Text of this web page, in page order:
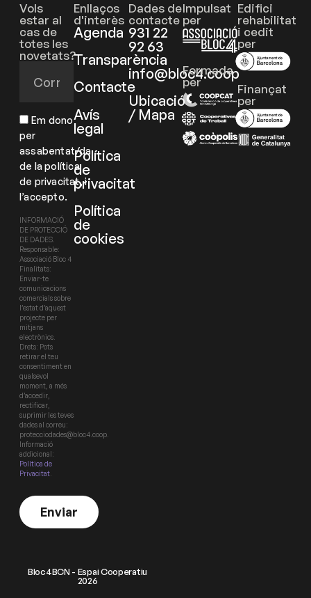
Vols
estar al
cas de
totes les
novetats?
Em dono
per
assabentat/da
de la política
de privacitat, i
l’accepto.
INFORMACIÓ
DE PROTECCIÓ
DE DADES.
Responsable:
Associació Bloc 4
Finalitats:
Enviar-te
comunicacions
comercials sobre
l’estat d’aquest
projecte per
mitjans
electrònics.
Drets: Pots
retirar el teu
consentiment en
qualsevol
moment, a més
d’accedir,
rectificar,
suprimir les teves
dades al correu:
protecciodades@bloc4.coop.
Informació
addicional:
Política de
Privacitat
Enviar
Enllaços
d'interès
Agenda
Transparència
Contacte
Avís
legal
Política
de
privacitat
Política
de
cookies
Dades de
contacte
931 22
92 63
info@bloc4.coop
Ubicació
/ Mapa
Impulsat
per
Formada
per
Edifici
rehabilitat
i cedit
per
Finançat
per
Bloc4BCN - Espai Cooperatiu
2026